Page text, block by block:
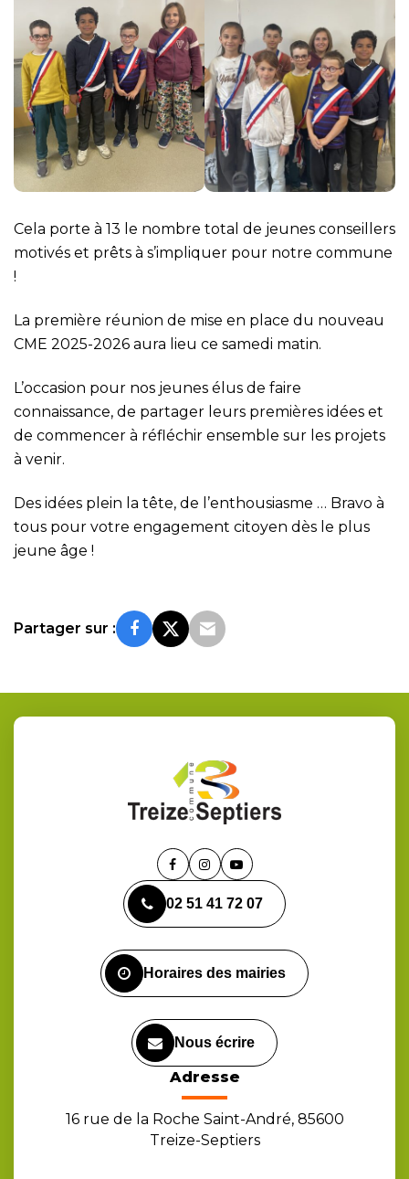
Cela porte à 13 le nombre total de jeunes conseillers
motivés et prêts à s’impliquer pour notre commune
!
La première réunion de mise en place du nouveau
CME 2025-2026 aura lieu ce samedi matin.
L’occasion pour nos jeunes élus de faire
connaissance, de partager leurs premières idées et
de commencer à réfléchir ensemble sur les projets
à venir.
Des idées plein la tête, de l’enthousiasme … Bravo à
tous pour votre engagement citoyen dès le plus
jeune âge !
Partager sur :
Lien
le
compte
Lien
le
compte
Lien
la
chaîne
02 51 41 72 07
Horaires des mairies
Nous écrire
Adresse
16 rue de la Roche Saint-André, 85600
Treize-Septiers